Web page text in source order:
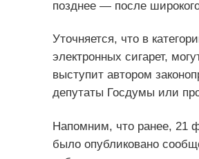
позднее — после
Уточняется, что в
электронных сигарет,
выступит автором
депутаты Госдумы или
Напомним, что ранее, 21
было опубликовано